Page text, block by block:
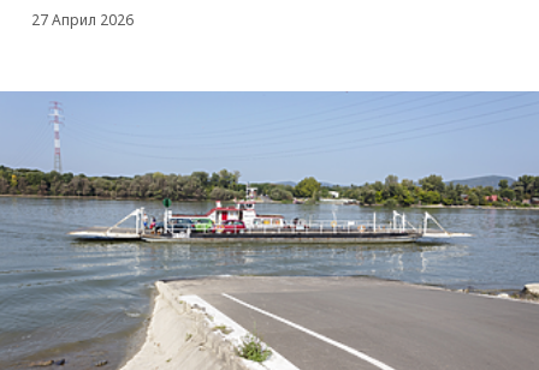
27 Април 2026